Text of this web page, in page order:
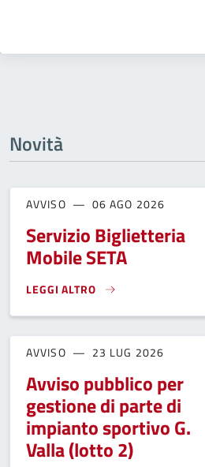
Novità
AVVISO 06 AGO 2026
Servizio Biglietteria
Mobile SETA
LEGGI ALTRO
SERVIZIO BIGLIETTERIA MOBILE
AVVISO 23 LUG 2026
Avviso pubblico per
gestione di parte di
impianto sportivo G.
Valla (lotto 2)